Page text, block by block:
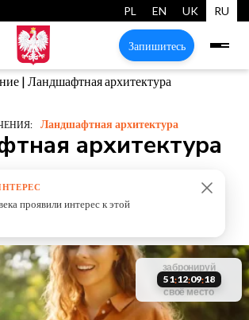
PL EN UK RU
Запишитесь
| Ландшафтная архитектура
Ландшафтная архитектура
архитектура
проявили интерес к этой
старт
первого
забронируй
мест
старт
51:12:09:18
обучения
октября
своё место
ограничено
обучения